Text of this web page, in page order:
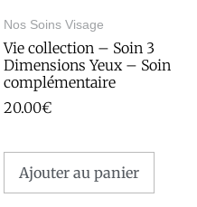
Nos Soins Visage
Vie collection – Soin 3
Dimensions Yeux – Soin
complémentaire
20.00€
Ajouter au panier